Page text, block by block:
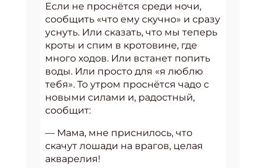
Если не проснётся среди ночи,
сообщить «что ему скучно» и сразу
уснуть. Или сказать, что мы теперь
кроты и спим в кротовине, где
много ходов. Или встанет попить
воды. Или просто для «я люблю
тебя». То утром проснётся чадо с
новыми силами и, радостный,
сообщит:
— Мама, мне приснилось, что
скачут лошади на врагов, целая
акварелия!